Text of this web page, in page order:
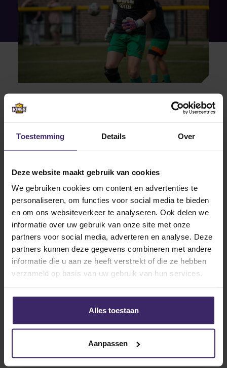
Toestemming Details Over
Deze website maakt gebruik van cookies
We gebruiken cookies om content en advertenties te
personaliseren, om functies voor social media te bieden
en om ons websiteverkeer te analyseren. Ook delen we
informatie over uw gebruik van onze site met onze
partners voor social media, adverteren en analyse. Deze
partners kunnen deze gegevens combineren met andere
informatie die u aan ze heeft verstrekt of die ze hebben
verzameld op basis van uw gebruik van hun services.
Alles toestaan
Aanpassen
Oct
Updates
KingsTalent Teams of the Week #7
31
Aug
Awards